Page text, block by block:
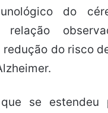
do
relação
redução do risco
se estendeu